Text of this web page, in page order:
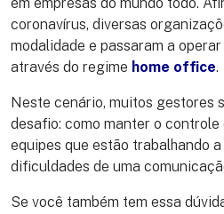
coronavírus, diversas
modalidade e passaram a
através do regime home office.
Neste cenário, muitos gestores
desafio: como manter o
equipes que estão trabalhando
dificuldades de uma
Se você também tem essa